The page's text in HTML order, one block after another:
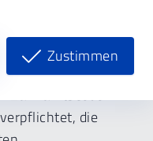
Zustimmen
Gesundheitskarte
Zahnarztbesuch
die